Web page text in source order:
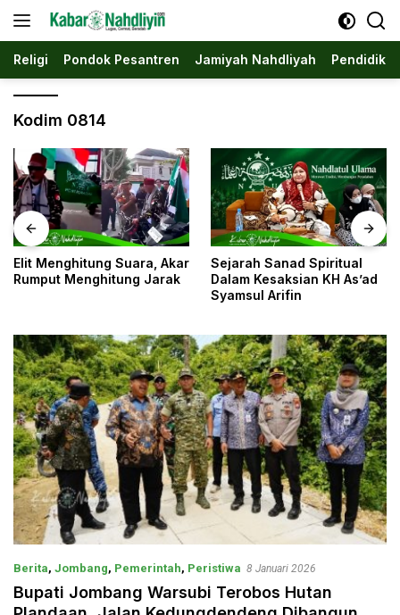
Religi Pondok Pesantren Jamiyah Nahdliyah
Kodim 0814
Sejarah Sanad Spiritual
Dalam Kesaksian KH As’ad
Jombang: Saat Sebuah
Kota Menjadi Ibu Kota
Nahdliyin
Berita, Jombang, Pemerintah, Peristiwa 8 Januari 2026
Bupati Jombang Warsubi Terobos Hutan